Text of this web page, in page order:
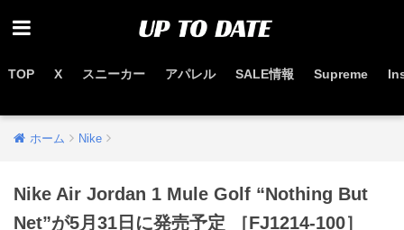
TOP X スニーカー アパレル SALE情報 Supreme
ホーム Nike
Nike Air Jordan 1 Mule Golf “Nothing But
Net”が5月31日に発売予定 ［FJ1214-100］